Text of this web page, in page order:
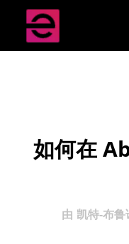
如何在
由 凯特-布鲁